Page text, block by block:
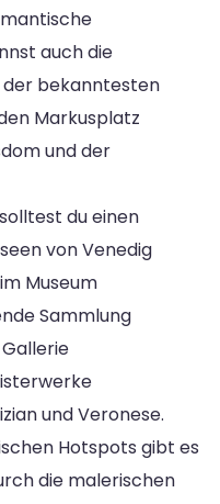
auch die
der bekanntesten
Markusplatz
und der
du einen
von Venedig
Museum
Sammlung
und Veronese.
Hotspots gibt es
die malerischen